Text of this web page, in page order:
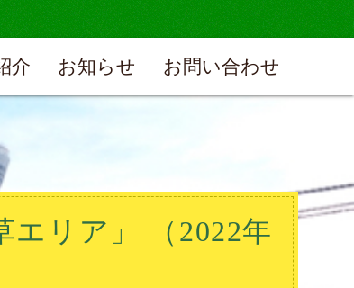
介 お知らせ お問い合わせ
エリア」 （2022年